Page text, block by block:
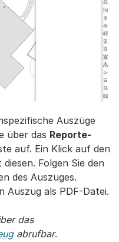
Auszüge
über das Reporte-
auf. Ein Klick auf den
Folgen Sie den
des Auszuges.
Auszug als PDF-Datei.
das
abrufbar.